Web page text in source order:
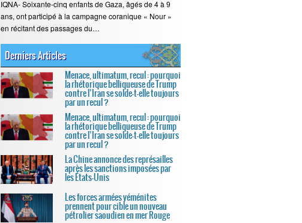
IQNA- Soixante-cinq enfants de Gaza, âgés de 4 à 9
ans, ont participé à la campagne coranique « Nour »
en récitant des passages du…
Derniers Articles
Menace, ultimatum, recul : pourquoi
la rhétorique belliqueuse de Trump
contre l’Iran se solde-t-elle toujours
par un recul ?
Menace, ultimatum, recul : pourquoi
la rhétorique belliqueuse de Trump
contre l’Iran se solde-t-elle toujours
par un recul ?
La Chine annonce des représailles
après les sanctions imposées par
les États-Unis
Les forces armées yéménites
prennent pour cible un nouveau
pétrolier saoudien en mer Rouge